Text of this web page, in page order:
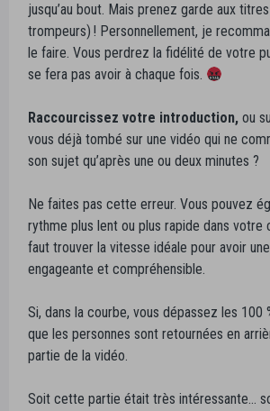
jusqu’au bout. Mais prenez garde aux titres
trompeurs) ! Personnellement, je
le faire. Vous perdrez la fidélité de votre
se fera pas avoir à chaque fois.
Raccourcissez votre introduction, ou
vous déjà tombé sur une vidéo qui ne
son sujet qu’après une ou deux minutes ?
Ne faites pas cette erreur. Vous pouvez
rythme plus lent ou plus rapide dans votre
faut trouver la vitesse idéale pour avoir
engageante et compréhensible.
Si, dans la courbe, vous dépassez les 100
que les personnes sont retournées en
partie de la vidéo.
Soit cette partie était très intéressante…